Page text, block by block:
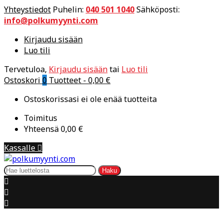
Yhteystiedot Puhelin: 040 501 1040Sähköposti:
info@polkumyynti.com
Kirjaudu sisään
Luo tili
Tervetuloa, Kirjaudu sisääntai Luo tili
Ostoskori 0 Tuotteet - 0,00 €
Ostoskorissasi ei ole enää tuotteita
Toimitus
Yhteensä0,00 €
Kassalle 
Haku


